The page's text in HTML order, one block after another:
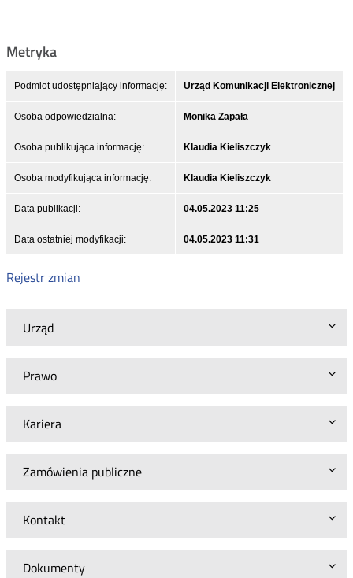
Urząd
Prawo
Kariera
Zamówienia publiczne
Kontakt
Dokumenty
Metryka
Podmiot udostępniający informację: Urząd Komunikacji Elektronicznej
Osoba odpowiedzialna: Monika Zapała
Osoba publikująca informację: Klaudia Kieliszczyk
Osoba modyfikująca informację: Klaudia Kieliszczyk
Data publikacji: 04.05.2023 11:25
Data ostatniej modyfikacji: 04.05.2023 11:31
Rejestr zmian